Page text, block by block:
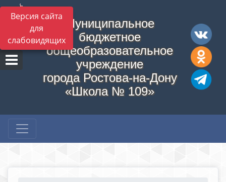
Версия сайта
для
слабовидящих
Муниципальное
бюджетное
общеобразовательное
учреждение
города Ростова-на-Дону
«Школа № 109»